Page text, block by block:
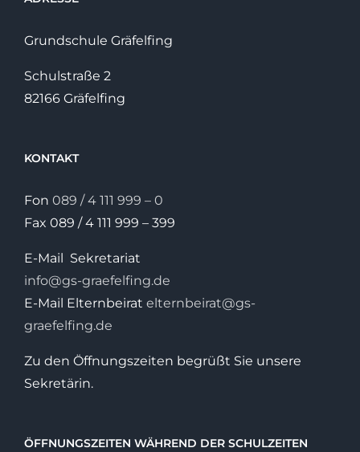
Grundschule Gräfelfing
Schulstraße 2
82166 Gräfelfing
KONTAKT
Fon 089 / 4 111 999 – 0
Fax 089 / 4 111 999 – 399
E-Mail Sekretariat
info@gs-graefelfing.de
E-Mail Elternbeirat elternbeirat@gs-
graefelfing.de
Zu den Öffnungszeiten begrüßt Sie unsere
Sekretärin.
ÖFFNUNGSZEITEN WÄHREND DER SCHULZEITEN